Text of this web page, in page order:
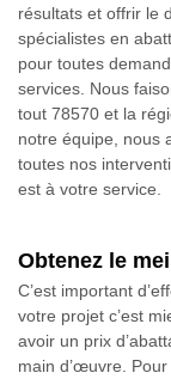
résultats et offrir le
spécialistes en
pour toutes
services. Nous
tout 78570 et la
notre équipe, nous
toutes nos
est à votre service.
Obtenez le
C’est important
votre projet c’est
avoir un prix
main d’œuvre.